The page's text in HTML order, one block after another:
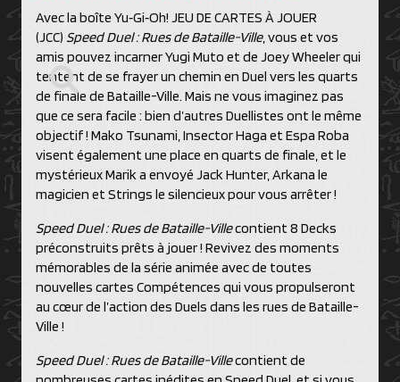
Avec la boîte Yu‑Gi‑Oh! JEU DE CARTES À JOUER
(JCC) Speed Duel : Rues de Bataille-Ville, vous et vos
amis pouvez incarner Yugi Muto et de Joey Wheeler qui
tentent de se frayer un chemin en Duel vers les quarts
de finale de Bataille-Ville. Mais ne vous imaginez pas
que ce sera facile : bien d’autres Duellistes ont le même
objectif ! Mako Tsunami, Insector Haga et Espa Roba
visent également une place en quarts de finale, et le
mystérieux Marik a envoyé Jack Hunter, Arkana le
magicien et Strings le silencieux pour vous arrêter !
Speed Duel : Rues de Bataille-Villecontient 8 Decks
préconstruits prêts à jouer ! Revivez des moments
mémorables de la série animée avec de toutes
nouvelles cartes Compétences qui vous propulseront
au cœur de l’action des Duels dans les rues de Bataille-
Ville !
Speed Duel : Rues de Bataille-Villecontient de